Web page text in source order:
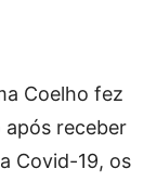
Coelho fez
após receber
Covid-19, os